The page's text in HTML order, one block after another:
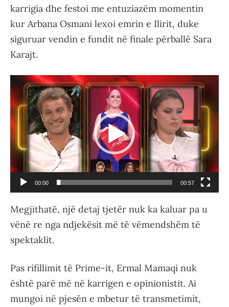
karrigia dhe festoi me entuziazëm momentin
kur Arbana Osmani lexoi emrin e Ilirit, duke
siguruar vendin e fundit në finale përballë Sara
Karajt.
Video
Player
00:00 00:57
Megjithatë, një detaj tjetër nuk ka kaluar pa u
vënë re nga ndjekësit më të vëmendshëm të
spektaklit.
Pas rifillimit të Prime-it, Ermal Mamaqi nuk
është parë më në karrigen e opinionistit. Ai
mungoi në pjesën e mbetur të transmetimit,